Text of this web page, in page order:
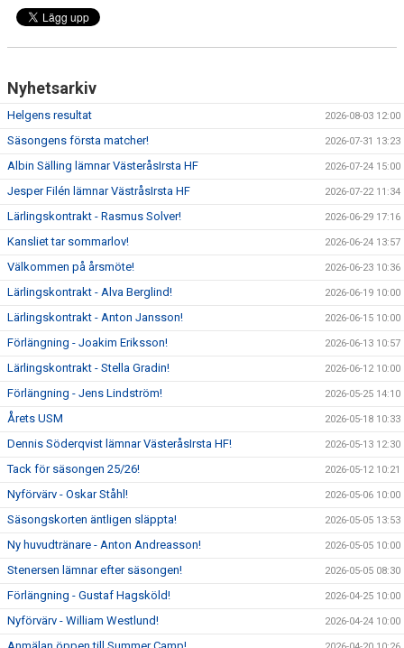
Nyhetsarkiv
Helgens resultat 2026-08-03 12:00
Säsongens första matcher! 2026-07-31 13:23
Albin Sälling lämnar VästeråsIrsta HF 2026-07-24 15:00
Jesper Filén lämnar VästråsIrsta HF 2026-07-22 11:34
Lärlingskontrakt - Rasmus Solver! 2026-06-29 17:16
Kansliet tar sommarlov! 2026-06-24 13:57
Välkommen på årsmöte! 2026-06-23 10:36
Lärlingskontrakt - Alva Berglind! 2026-06-19 10:00
Lärlingskontrakt - Anton Jansson! 2026-06-15 10:00
Förlängning - Joakim Eriksson! 2026-06-13 10:57
Lärlingskontrakt - Stella Gradin! 2026-06-12 10:00
Förlängning - Jens Lindström! 2026-05-25 14:10
Årets USM 2026-05-18 10:33
Dennis Söderqvist lämnar VästeråsIrsta HF! 2026-05-13 12:30
Tack för säsongen 25/26! 2026-05-12 10:21
Nyförvärv - Oskar Ståhl! 2026-05-06 10:00
Säsongskorten äntligen släppta! 2026-05-05 13:53
Ny huvudtränare - Anton Andreasson! 2026-05-05 10:00
Stenersen lämnar efter säsongen! 2026-05-05 08:30
Förlängning - Gustaf Hagsköld! 2026-04-25 10:00
Nyförvärv - William Westlund! 2026-04-24 10:00